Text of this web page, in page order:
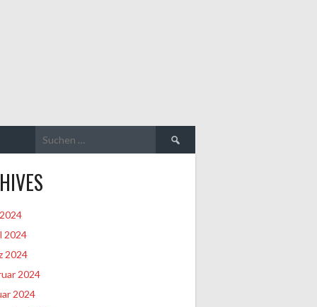
Suchen
nach:
2024
2024
2024
2024